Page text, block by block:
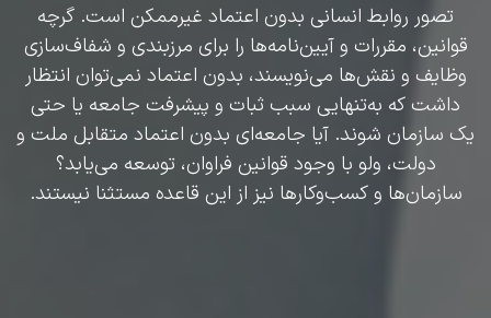
تصور روابط انسانی بدون اعتماد غیرممکن است. گرچه
قوانین، مقررات و آیین‌نامه‌ها را برای مرزبندی و شفاف‌سازی
وظایف و نقش‌ها می‌نویسند، بدون اعتماد نمی‌توان انتظار
داشت که به‌تنهایی سبب ثبات و پیشرفت جامعه یا حتی
یک سازمان شوند. آیا جامعه‌ای بدون اعتماد متقابل ملت و
دولت، ولو با وجود قوانین فراوان، توسعه می‌یابد؟
سازمان‌ها و کسب‌وکارها نیز از این قاعده مستثنا نیستند.